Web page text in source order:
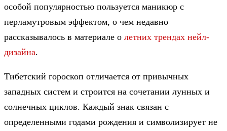
особой популярностью пользуется маникюр с
перламутровым эффектом, о чем недавно
рассказывалось в материале о летних трендах нейл-
дизайна.
Тибетский гороскоп отличается от привычных
западных систем и строится на сочетании лунных и
солнечных циклов. Каждый знак связан с
определенными годами рождения и символизирует не